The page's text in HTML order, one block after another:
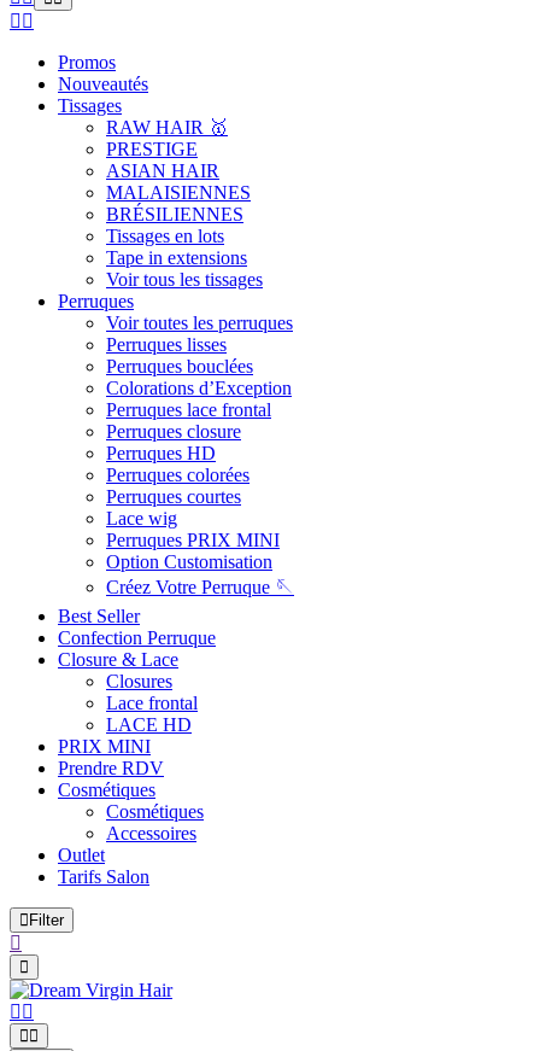
Promos
Nouveautés
Tissages
RAW HAIR 🥇
PRESTIGE
ASIAN HAIR
MALAISIENNES
BRÉSILIENNES
Tissages en lots
Tape in extensions
Voir tous les tissages
Perruques
Voir toutes les perruques
Perruques lisses
Perruques bouclées
Colorations d’Exception
Perruques lace frontal
Perruques closure
Perruques HD
Perruques colorées
Perruques courtes
Lace wig
Perruques PRIX MINI
Option Customisation
Créez Votre Perruque 🪡
Best Seller
Confection Perruque
Closure & Lace
Closures
Lace frontal
LACE HD
PRIX MINI
Prendre RDV
Cosmétiques
Cosmétiques
Accessoires
Outlet
Tarifs Salon
Filter